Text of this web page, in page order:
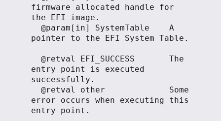
firmware allocated handle for
the EFI image.
  @param[in] SystemTable    A
pointer to the EFI System Table.
  @retval EFI_SUCCESS       The
entry point is executed
successfully.
  @retval other             Some
error occurs when executing this
entry point.